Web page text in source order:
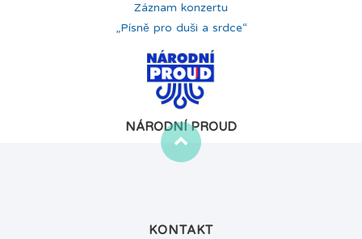
Záznam konzertu
„Písně pro duši a srdce“
NÁRODNÍ PROUD
KONTAKT